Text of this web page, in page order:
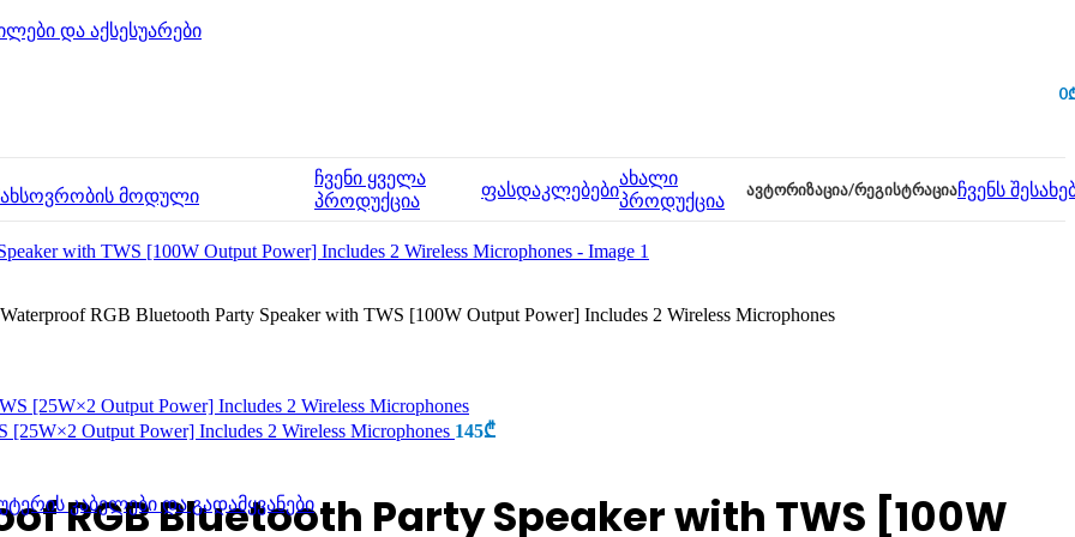
0
და აქსესუარები
მოდული
კაბელები და გადამყვანები
ჩვენი ყველა
პროდუქცია
ფასდაკლებები
ახალი
პროდუქცია
ᲐᲕᲢᲝᲠᲘᲖᲐᲪᲘᲐ/ᲠᲔᲒᲘᲡᲢᲠᲐᲪᲘᲐჩვენს
RGB Bluetooth Party Speaker with TWS [100W Output Power] Includes 2 Wireless Microphones
Output Power] Includes 2 Wireless Microphones 145₾
RGB Bluetooth Party Speaker with TWS [100W